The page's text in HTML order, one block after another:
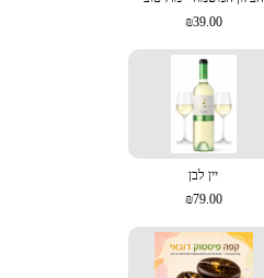
₪39.00
יין לבן
₪79.00